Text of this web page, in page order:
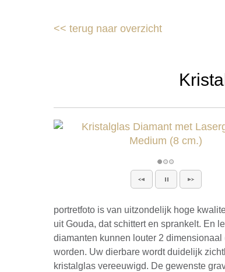
<< terug naar overzicht
portretfoto is van uitzondelijk hoge
uit Gouda, dat schittert en sprankelt. En
diamanten kunnen louter 2 dimensionaal
worden. Uw dierbare wordt duidelijk
kristalglas vereeuwigd. De gewenste